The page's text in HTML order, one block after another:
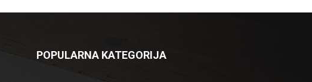
POPULARNA KATEGORIJA